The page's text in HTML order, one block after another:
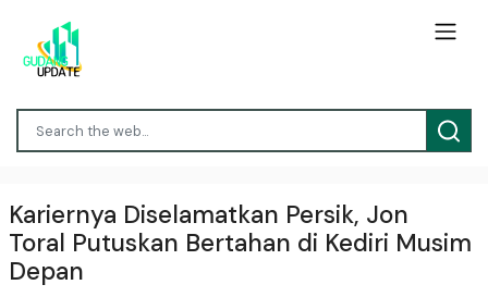
Kariernya Diselamatkan Persik, Jon
Toral Putuskan Bertahan di Kediri Musim
Depan